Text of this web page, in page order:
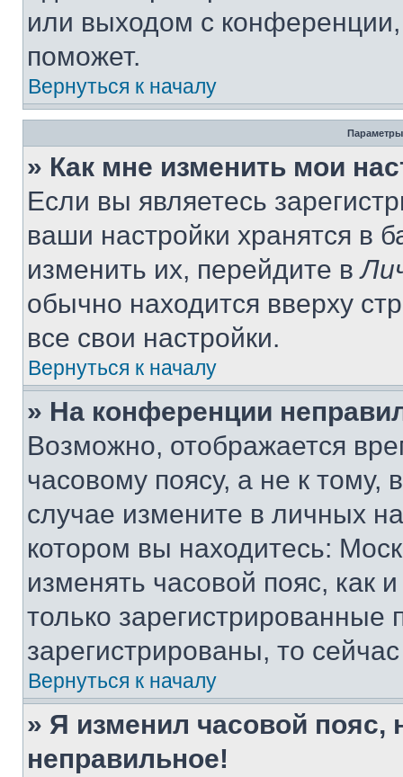
или выходом с
поможет.
Вернуться к началу
Параметры
» Как мне изменить мои
Если вы являетесь
ваши настройки хранятся в
изменить их, перейдите в
обычно находится вверху
все свои настройки.
Вернуться к началу
» На конференции
Возможно, отображается
часовому поясу, а не к тому,
случае измените в личных
котором вы находитесь:
изменять часовой пояс, как
только
зарегистрированы, то
Вернуться к началу
» Я изменил часовой пояс,
неправильное!